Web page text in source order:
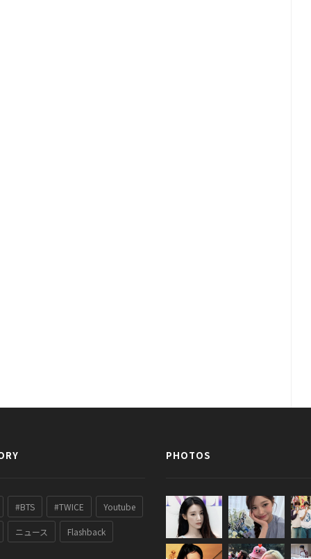
#BTS #TWICE Youtube
ニュース Flashback
PHOTOS